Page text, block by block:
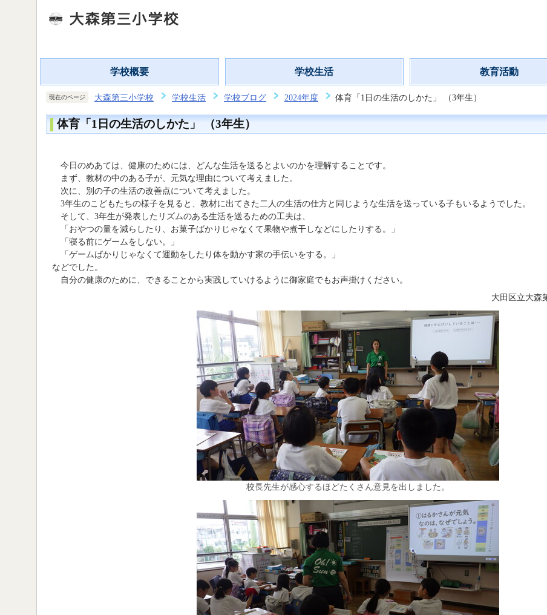
学校概要 学校生活 教育活動
現在のページ 大森第三小学校 学校生活 学校ブログ 2024年度 体育「1日の生活のしかた」 （3年生）
体育「1日の生活のしかた」 （3年生）
今日のめあては、健康のためには、どんな生活を送るとよいのかを理解することです。
まず、教材の中のある子が、元気な理由について考えました。
次に、別の子の生活の改善点について考えました。
3年生のこどもたちの様子を見ると、教材に出てきた二人の生活の仕方と同じような生活を送っている子もいるようでした。
そして、3年生が発表したリズムのある生活を送るための工夫は、
「おやつの量を減らしたり、お菓子ばかりじゃなくて果物や煮干しなどにしたりする。」
「寝る前にゲームをしない。」
「ゲームばかりじゃなくて運動をしたり体を動かす家の手伝いをする。」
などでした。
自分の健康のために、できることから実践していけるように御家庭でもお声掛けください。
大田区立大
校長先生が感心するほどたくさん意見を出しました。